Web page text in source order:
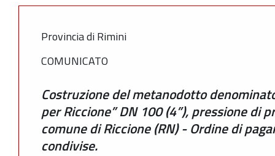
Provincia di Rimini
COMUNICATO
Costruzione del metanodotto
per Riccione” DN 100 (4”), pressione di
comune di Riccione (RN) - Ordine di
condivise.